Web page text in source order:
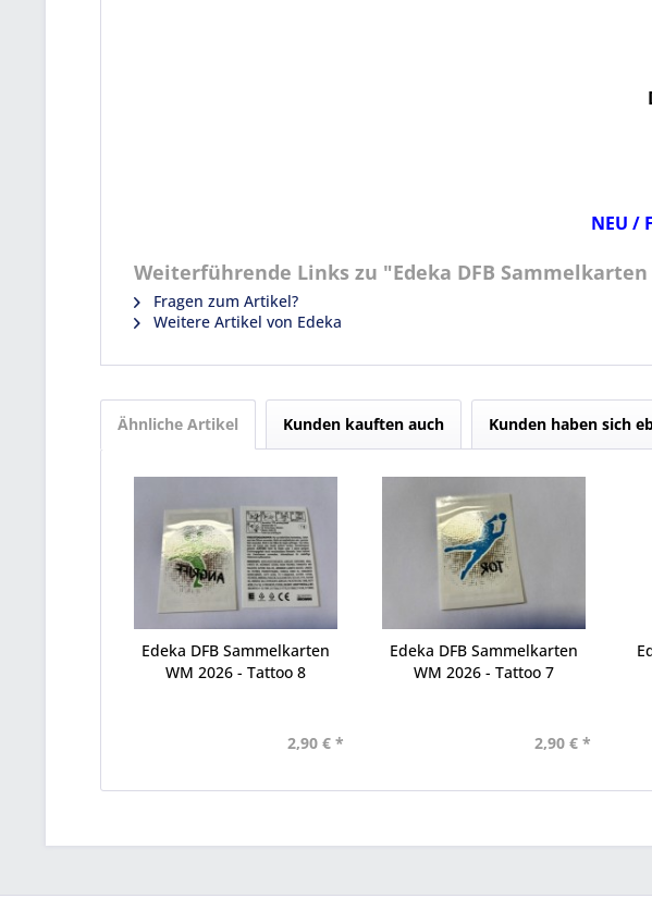
NEU /
Weiterführende Links zu "Edeka DFB Sammelkarten
Fragen zum Artikel?
Weitere Artikel von Edeka
Ähnliche Artikel Kunden kauften auch Kunden haben sich
Edeka DFB Sammelkarten
WM 2026 - Tattoo 8
2,90 € *
Edeka DFB Sammelkarten
WM 2026 - Tattoo 7
2,90 € *